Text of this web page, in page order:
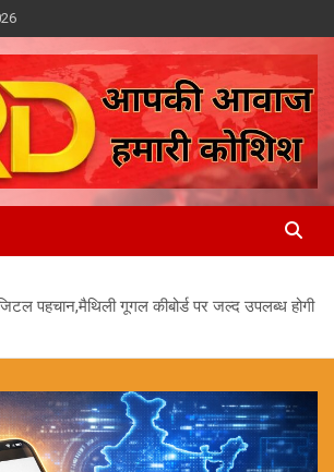
पहचान,मैथिली गूगल कीबोर्ड पर जल्द उपलब्ध होगी